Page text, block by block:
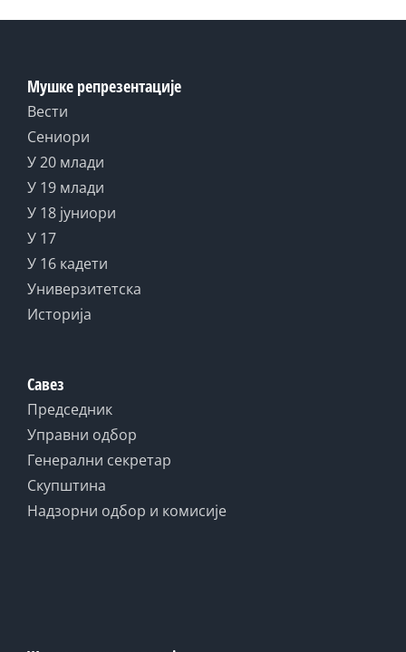
Мушке репрезентације
Вести
Сениори
У 20 млади
У 19 млади
У 18 јуниори
У 17
У 16 кадети
Универзитетска
Историја
Савез
Председник
Управни одбор
Генерални секретар
Скупштина
Надзорни одбор и комисије